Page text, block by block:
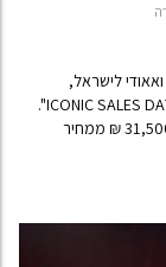
לישראל,
יוצאת במבצע מכירות לרגל חג הפסח תחת הכותרת "ICONIC SALES DAYS".
במסגרת המבצע ייהנו הרוכשים מהנחות של 2,000 עד 31,500 ₪ ממחיר